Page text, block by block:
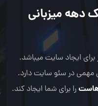
دهه میزبانی
ایجاد سایت میباشد.
مهمی در سئو سایت دارد.
را برای شما ایجاد کند.